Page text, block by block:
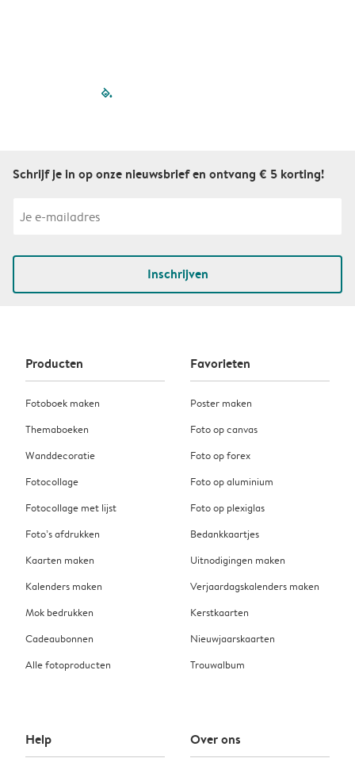
filled-pagination
Schrijf je in op onze nieuwsbrief en ontvang € 5 korting!
Inschrijven
Producten
Fotoboek maken
Themaboeken
Wanddecoratie
Fotocollage
Fotocollage met lijst
Foto’s afdrukken
Kaarten maken
Kalenders maken
Mok bedrukken
Cadeaubonnen
Alle fotoproducten
Favorieten
Poster maken
Foto op canvas
Foto op forex
Foto op aluminium
Foto op plexiglas
Bedankkaartjes
Uitnodigingen maken
Verjaardagskalenders maken
Kerstkaarten
Nieuwjaarskaarten
Trouwalbum
Help Over ons